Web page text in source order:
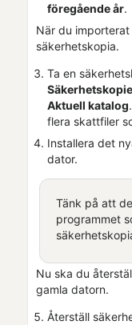
föregående år.
När du
säkerhetskopia.
Ta en
Aktuell katalog.
flera skattfiler
Installera det
dator.
Tänk på att
programmet
Nu ska du
gamla datorn.
Återställ